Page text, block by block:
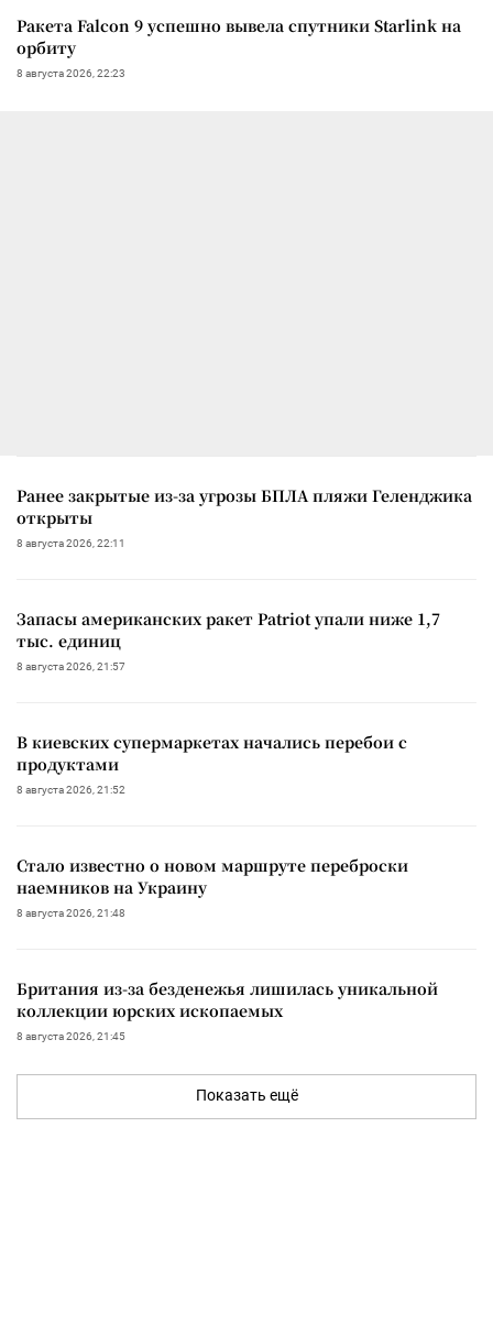
Ракета Falcon 9 успешно вывела спутники Starlink на
орбиту
8 августа 2026, 22:23
Ранее закрытые из-за угрозы БПЛА пляжи Геленджика
открыты
8 августа 2026, 22:11
Запасы американских ракет Patriot упали ниже 1,7
тыс. единиц
8 августа 2026, 21:57
В киевских супермаркетах начались перебои с
продуктами
8 августа 2026, 21:52
Стало известно о новом маршруте переброски
наемников на Украину
8 августа 2026, 21:48
Британия из-за безденежья лишилась уникальной
коллекции юрских ископаемых
8 августа 2026, 21:45
Показать ещё